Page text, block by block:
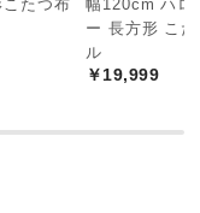
たつ布
幅120cm ハロ
ー 長方形 こ
ル
￥19,999